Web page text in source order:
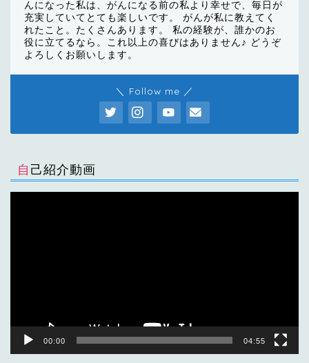
んになった私は、がんになる前の私より幸せで、毎日が
充実していてとても楽しいです。 がんが私に教えてく
れたこと。たくさんあります。 私の経験が、誰かのお
役に立てるなら。これ以上の喜びはありません♪ どうぞ
よろしくお願いします。
＼ Follow me ／
自己紹介動画
00:00 04:55